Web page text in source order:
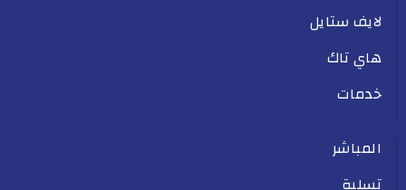
لايف ستايل
هاي تاك
خدمات
المباشر
تسلية